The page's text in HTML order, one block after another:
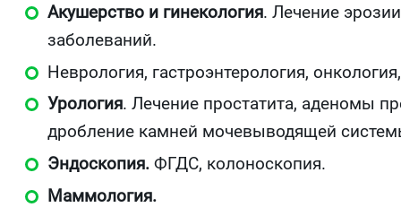
Акушерство и гинекология. Лечение
заболеваний.
Неврология, гастроэнтерология,
Урология. Лечение простатита, аденомы
дробление камней мочевыводящей
Эндоскопия. ФГДС, колоноскопия.
Маммология.